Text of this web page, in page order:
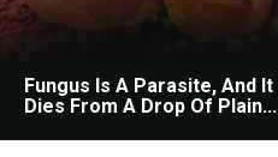
Fungus Is A Parasite, And It
Dies From A Drop Of Plain...